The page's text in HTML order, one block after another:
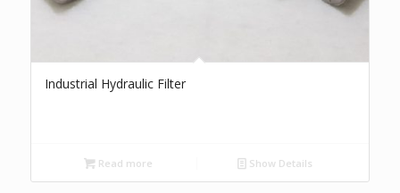
Industrial Hydraulic Filter
Read more Show Details